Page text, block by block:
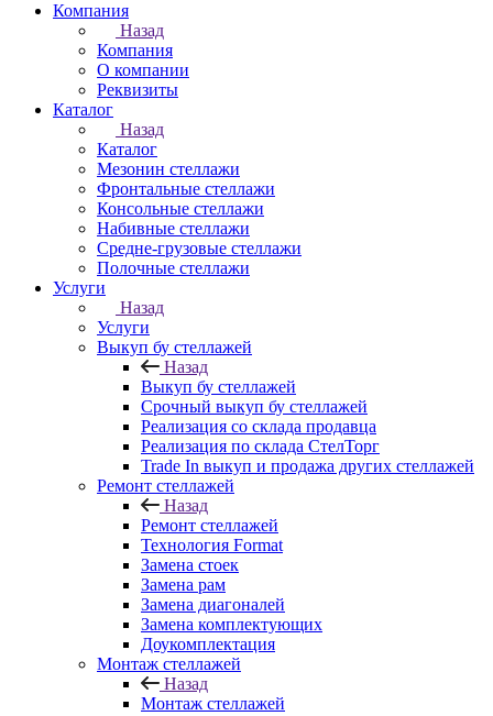
Компания
Назад
Компания
О компании
Реквизиты
Каталог
Назад
Каталог
Мезонин стеллажи
Фронтальные стеллажи
Консольные стеллажи
Набивные стеллажи
Средне-грузовые стеллажи
Полочные стеллажи
Услуги
Назад
Услуги
Выкуп бу стеллажей
Назад
Выкуп бу стеллажей
Срочный выкуп бу стеллажей
Реализация со склада продавца
Реализация по склада СтелТорг
Trade In выкуп и продажа других стеллажей
Ремонт стеллажей
Назад
Ремонт стеллажей
Технология Format
Замена стоек
Замена рам
Замена диагоналей
Замена комплектующих
Доукомплектация
Монтаж стеллажей
Назад
Монтаж стеллажей